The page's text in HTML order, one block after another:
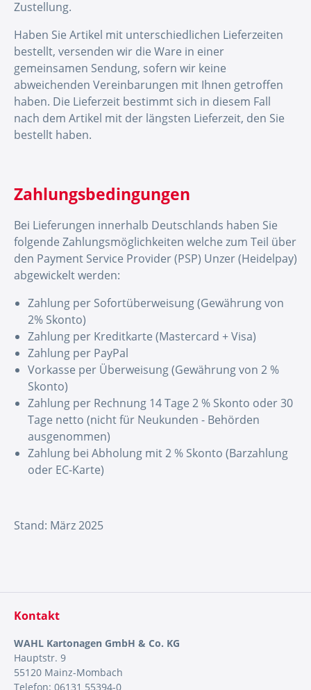
Zustellung.
Haben Sie Artikel mit unterschiedlichen Lieferzeiten
bestellt, versenden wir die Ware in einer
gemeinsamen Sendung, sofern wir keine
abweichenden Vereinbarungen mit Ihnen getroffen
haben. Die Lieferzeit bestimmt sich in diesem Fall
nach dem Artikel mit der längsten Lieferzeit, den Sie
bestellt haben.
Zahlungsbedingungen
Bei Lieferungen innerhalb Deutschlands haben Sie
folgende Zahlungsmöglichkeiten welche zum Teil über
den Payment Service Provider (PSP) Unzer (Heidelpay)
abgewickelt werden:
Zahlung per Sofortüberweisung (Gewährung von
2% Skonto)
Zahlung per Kreditkarte (Mastercard + Visa)
Zahlung per PayPal
Vorkasse per Überweisung (Gewährung von 2 %
Skonto)
Zahlung per Rechnung 14 Tage 2 % Skonto oder 30
Tage netto (nicht für Neukunden - Behörden
ausgenommen)
Zahlung bei Abholung mit 2 % Skonto (Barzahlung
oder EC-Karte)
Stand: März 2025
Kontakt
WAHL Kartonagen GmbH & Co. KG
Hauptstr. 9
55120 Mainz-Mombach
Telefon: 06131 55394-0